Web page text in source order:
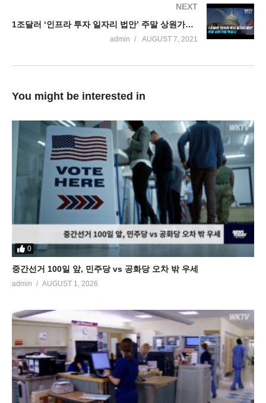
NEXT
1조달러 ‘인프라 투자 일자리 법안’ 주말 상원가결 확실시
admin AUGUST 7, 2021
You might be interested in
0
중간선거 100일 앞, 민주당 vs 공화당 오차 밖 우세
admin AUGUST 1, 2026